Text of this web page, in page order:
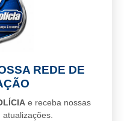
REDE DE
e receba nossas